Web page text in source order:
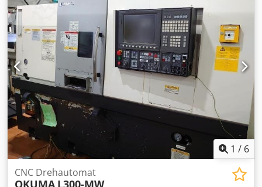
Aufgearbeitet: 2025 Messbereich: X= 1600 mm, Y= 4200
mm, Z= 1500 mm Steuerung: C99 SR VII Dcodoydnzcopfx
Afujk Bedienpult: BP26_SE Sensor: VAST XT GOLD und RDS-
CAA mit VAST XXT Tasterwechselmagazin: Multi Sensor
Rack MSR Automatische Temperaturkompensation
Genauigkeit: VAST XT GOLD / RDS-CAA XXT MPE-E 3,6+L/300
4,9+L/200 R0 2,4 5,5 MPE-P 3,6 4,9 MPE-THP 3,7/68sec
4,7/68sec RONt 3,5 5,5 HP Z4 WIN11 Workstation mit 27"
Minitor Calypso Basic aktuelle Version Jede weitere Option
möglich Zubehör: Einmesskugel Wechselteller XT und XXT
Wechselmagazinplätze Tasterzubehör Dokumetation
Weiteres Zubehör
1 / 6
CNC Drehautomat